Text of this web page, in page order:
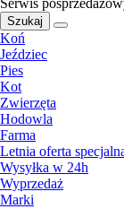
Serwis
Szukaj
Koń
Jeździec
Pies
Kot
Zwierzęta
Hodowla
Farma
Letnia oferta
Wysyłka w 24h
Wyprzedaż
Marki